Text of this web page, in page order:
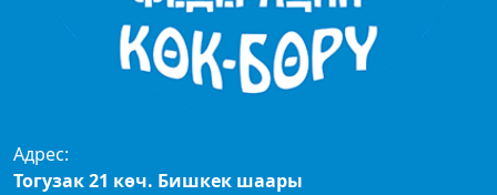
Адрес:
Тогузак 21 көч. Бишкек шаары